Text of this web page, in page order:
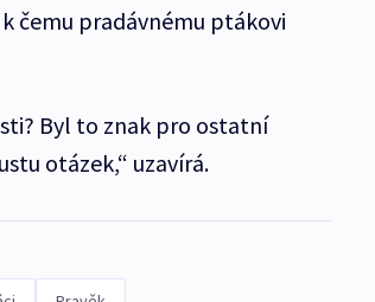
čemu pradávnému ptákovi
Byl to znak pro ostatní
otázek,“ uzavírá.